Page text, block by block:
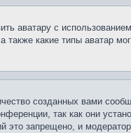
аватару с
также какие типы аватар
созданных вами
так как они
запрещено, и